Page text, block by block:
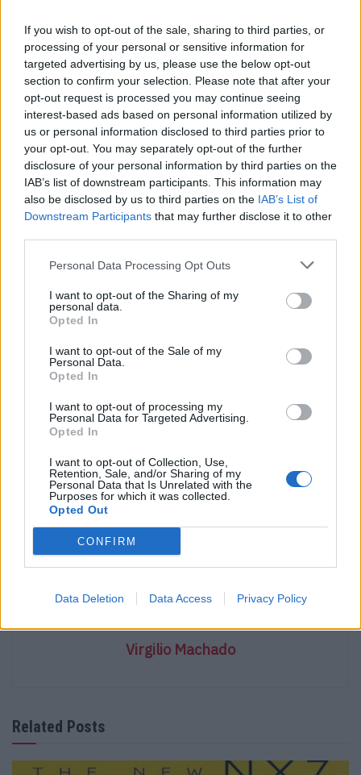
If you wish to opt-out of the sale, sharing to third parties, or
processing of your personal or sensitive information for
targeted advertising by us, please use the below opt-out
section to confirm your selection. Please note that after your
opt-out request is processed you may continue seeing
interest-based ads based on personal information utilized by
us or personal information disclosed to third parties prior to
your opt-out. You may separately opt-out of the further
disclosure of your personal information by third parties on the
IAB’s list of downstream participants. This information may
also be disclosed by us to third parties on the IAB’s List of
Downstream Participants that may further disclose it to other
Personal Data Processing Opt Outs
I want to opt-out of the Sharing of my
personal data.
Opted In
I want to opt-out of the Sale of my
Personal Data.
Opted In
I want to opt-out of processing my
Personal Data for Targeted Advertising.
Opted In
I want to opt-out of Collection, Use,
Retention, Sale, and/or Sharing of my
Personal Data that Is Unrelated with the
Purposes for which it was collected.
Opted Out
CONFIRM
Data Deletion Data Access Privacy Policy
A Europa é um dos focos prioritários: o grupo quer
triplicar as vendas no continente até 2026, atingindo as
80 mil unidades, suportado por uma gama diversificada
de modelos elétricos, híbridos e de combustão
adaptados às preferências locais. O reforço das redes de
distribuição e assistência técnica faz parte da estratégia
para garantir competitividade e qualidade de serviço.
Recorde-se que em Portugal, as marcas Dongfeng, Voyah
e M‑Hero são representadas pela Salvador Caetano
Leia também:
Grupo Dongfeng ultrapassa
a marca de 1 milhão de
veículos
Alemanha centro de design China
Europa
expansão internacional M-Hero
Munique
Salvador Caetano Auto
Virgilio Machado
Related Posts